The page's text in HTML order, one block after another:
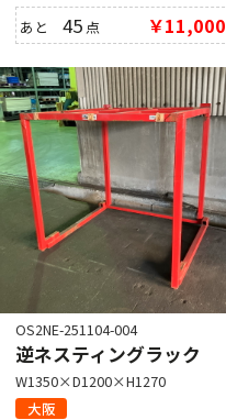
あと45 点 ￥11,000
OS2NE-251104-004
逆ネスティングラック
W1350×D1200×H1270
大阪